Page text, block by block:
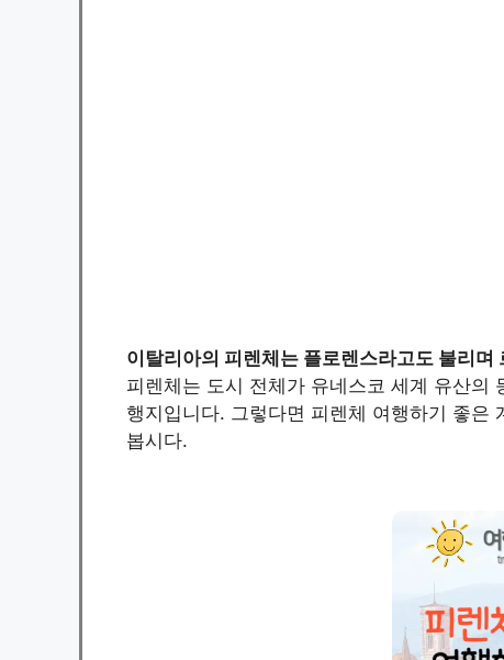
이탈리아의 피렌체는 플로렌스라고도 불리며
피렌체는 도시 전체가 유네스코 세계 유산의
행지입니다. 그렇다면 피렌체 여행하기 좋은
봅시다.